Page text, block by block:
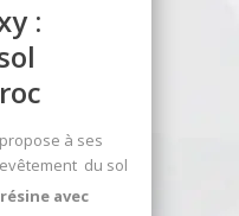
:
à ses
du sol
avec